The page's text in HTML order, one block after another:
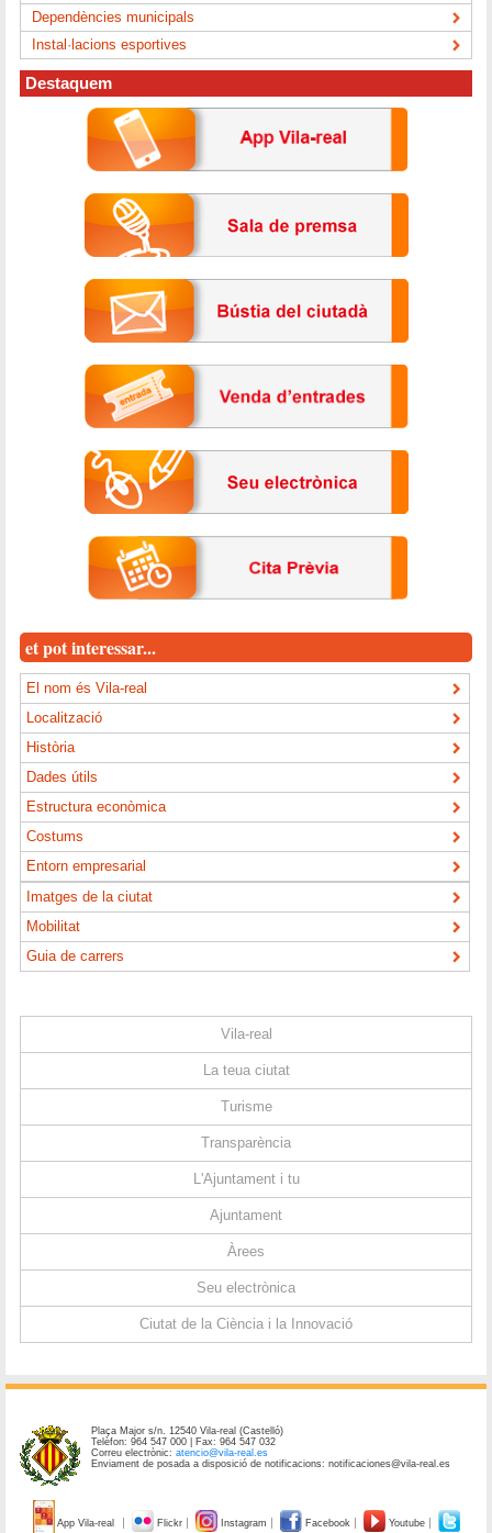
Dependències municipals
Instal·lacions esportives
Destaquem
et pot interessar...
El nom és Vila-real
Localització
Història
Dades útils
Estructura econòmica
Costums
Entorn empresarial
Imatges de la ciutat
Mobilitat
Guia de carrers
Vila-real
La teua ciutat
Turisme
Transparència
L'Ajuntament i tu
Ajuntament
Àrees
Seu electrònica
Ciutat de la Ciència i la Innovació
Plaça Major s/n. 12540 Vila-real (Castelló)
Telèfon: 964 547 000 | Fax: 964 547 032
Correu electrònic:atencio@vila-real.es
Enviament de posada a disposició de notificacions: notificaciones@vila-real.es
App Vila-real Flickr Instagram Facebook Youtube